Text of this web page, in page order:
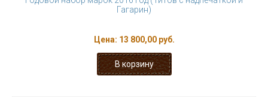
Гагарин)
Цена: 13 800,00 руб.